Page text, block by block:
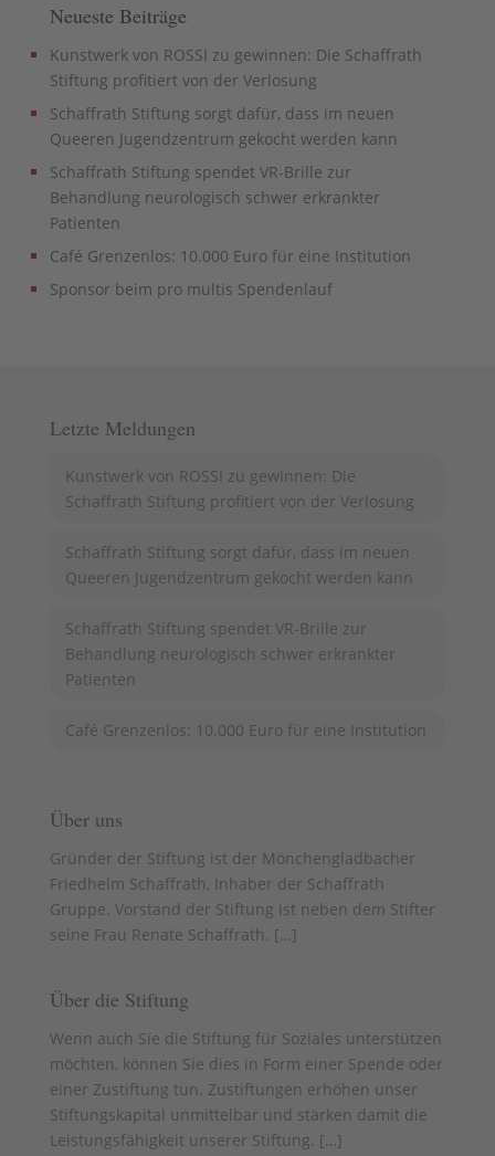
Neueste Beiträge
Kunstwerk von ROSSI zu gewinnen: Die Schaffrath
Stiftung profitiert von der Verlosung
Schaffrath Stiftung sorgt dafür, dass im neuen
Queeren Jugendzentrum gekocht werden kann
Schaffrath Stiftung spendet VR-Brille zur
Behandlung neurologisch schwer erkrankter
Patienten
Café Grenzenlos: 10.000 Euro für eine Institution
Sponsor beim pro multis Spendenlauf
Letzte Meldungen
Kunstwerk von ROSSI zu gewinnen: Die
Schaffrath Stiftung profitiert von der Verlosung
Schaffrath Stiftung sorgt dafür, dass im neuen
Queeren Jugendzentrum gekocht werden kann
Schaffrath Stiftung spendet VR-Brille zur
Behandlung neurologisch schwer erkrankter
Patienten
Café Grenzenlos: 10.000 Euro für eine Institution
Über uns
Gründer der Stiftung ist der Mönchengladbacher
Friedhelm Schaffrath, Inhaber der Schaffrath
Gruppe. Vorstand der Stiftung ist neben dem Stifter
seine Frau Renate Schaffrath. […]
Über die Stiftung
Wenn auch Sie die Stiftung für Soziales unterstützen
möchten, können Sie dies in Form einer Spende oder
einer Zustiftung tun. Zustiftungen erhöhen unser
Stiftungskapital unmittelbar und stärken damit die
Leistungsfähigkeit unserer Stiftung. […]